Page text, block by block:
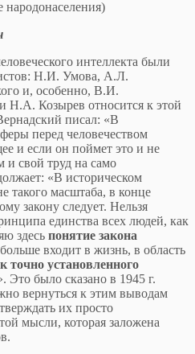
народонаселения)
интеллекта были
Н.И. Умова, А.Л.
и, особенно, В.И.
Н.А. Козырев относится к этой
писал: «В
перед человечеством
и если он поймет это и не
и свой труд на само
«В историческом
такого масштаба, в конце
закону следует. Нельзя
единства всех людей, как
здесь понятие закона
входит в жизнь, в область
точно установленного
Это было сказано в 1945 г.
вернуться к этим выводам
их просто
мысли, которая заложена